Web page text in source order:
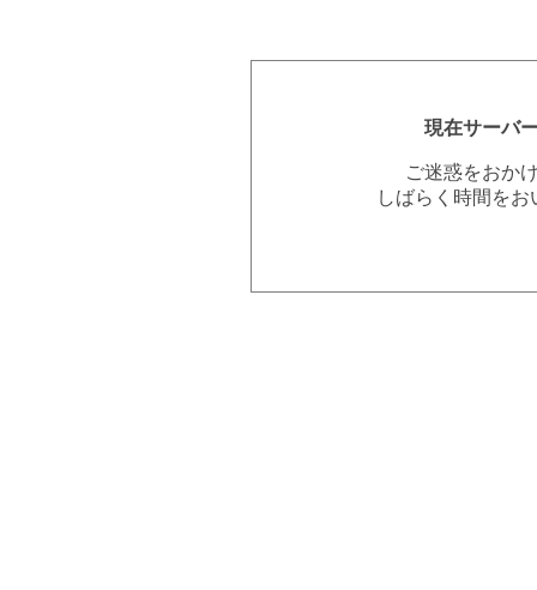
現在サーバ
ご迷惑をおか
しばらく時間を